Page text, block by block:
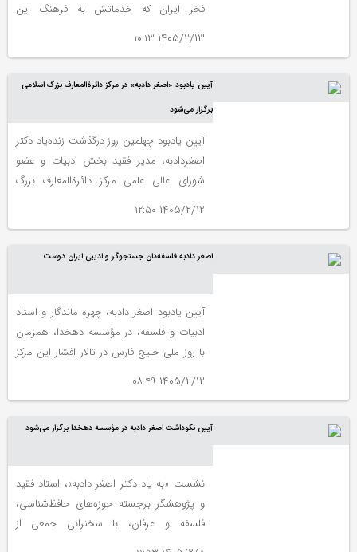
فخر ایران که خدماتش به فرهنگ این
1405/2/13 ۱۰:۱۳
آیین یادبود «اصغر دادبه» در مرکز دائرةالمعارف بزرگ اسلامی
برگزار می‌شود
آیین یادبود چهلمین روز درگذشت زنده‌یاد دکتر
اصغردادبه، مدیر فقید بخش ادبیات و عضو
شورای عالی علمی مرکز دائرةالمعارف بزرگ
1405/2/12 ۱۲:۵۰
اصغر دادبه فلسفه‌دان جستجوگر و ادیبی ایران دوست
آیین یادبود اصغر دادبه، چهره ماندگار و استاد
ادبیات و فلسفه، در مؤسسه دهخدا، همزمان
با روز ملی خلیج فارس در تالار افشار این مرکز
1405/2/12 ۰۸:۴۹
آیین نکوداشت اصغر دادبه در مؤسسه دهخدا برگزار می‌شود
نشست «به یاد دکتر اصغر دادبه»، استاد فقید
و پژوهشگر برجسته حوزه‌های حافظ‌شناسی،
فلسفه و عرفان، با سخنرانی جمعی از